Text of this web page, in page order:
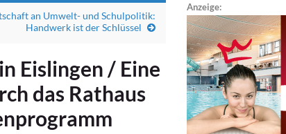
an Umwelt- und Schulpolitik:
Handwerk ist der Schlüssel
Eislingen / Eine
das Rathaus
Anzeige: